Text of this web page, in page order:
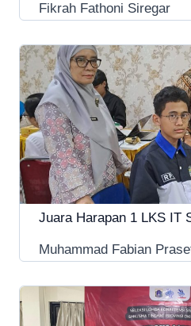
Fikrah Fathoni Siregar
Juara Harapan 1 LKS IT
Muhammad Fabian